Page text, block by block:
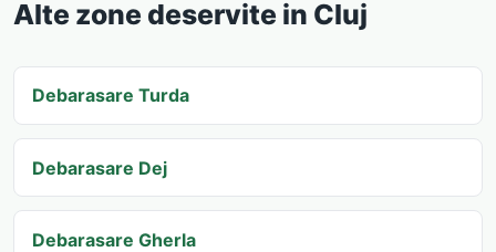
Alte zone deservite in Cluj
Debarasare Turda
Debarasare Dej
Debarasare Gherla